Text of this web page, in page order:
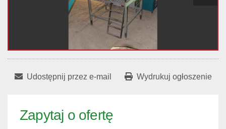
Udostępnij przez e-mail Wydrukuj ogłoszenie
Zapytaj o ofertę